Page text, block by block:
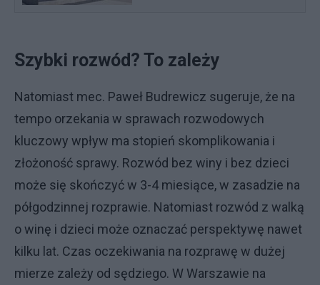
Szybki rozwód? To zależy
Natomiast mec. Paweł Budrewicz sugeruje, że na
tempo orzekania w sprawach rozwodowych
kluczowy wpływ ma stopień skomplikowania i
złożoność sprawy. Rozwód bez winy i bez dzieci
może się skończyć w 3-4 miesiące, w zasadzie na
półgodzinnej rozprawie. Natomiast rozwód z walką
o winę i dzieci może oznaczać perspektywę nawet
kilku lat. Czas oczekiwania na rozprawę w dużej
mierze zależy od sędziego. W Warszawie na